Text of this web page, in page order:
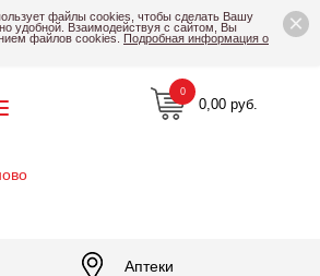
×
файлы cookies, чтобы сделать Вашу
удобной. Взаимодействуя с сайтом, Вы
файлов cookies. Подробная информация о
0,00 руб.
0
Аптеки